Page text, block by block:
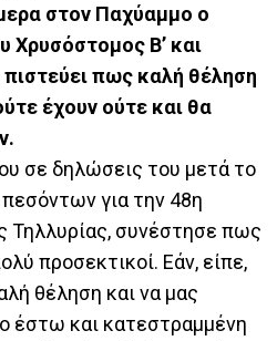
στον Παχύαμμο ο
Χρυσόστομος Β’ και
πως καλή θέληση
έχουν ούτε και θα
σε δηλώσεις του μετά το
για την 48η
Τηλλυρίας, συνέστησε πως
προσεκτικοί. Εάν, είπε,
θέληση και να μας
έστω και κατεστραμμένη